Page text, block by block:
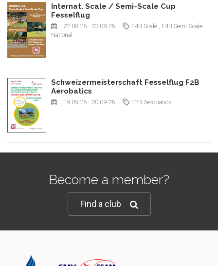
Internat. Scale / Semi-Scale Cup
Fesselflug
22.08.26 - 23.08.26 F4B Scale , F4B Semi-Scale
National
Schweizermeisterschaft Fesselflug F2B
Aerobatics
19.09.26 - 20.09.26 F2B Aerobatics
Become a member?
Find a club